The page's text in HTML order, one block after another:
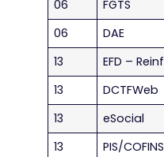
06 FGTS
06
DAE
13
EFD – Reinf
13
DCTFWeb
13
eSocial
13
PIS/COFINS